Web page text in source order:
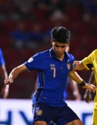
vụ hội nghị tiêu